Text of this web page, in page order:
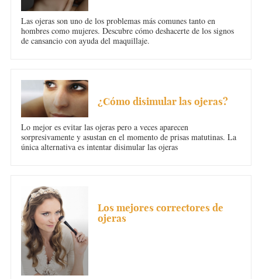
Las ojeras son uno de los problemas más comunes tanto en
hombres como mujeres. Descubre cómo deshacerte de los signos
de cansancio con ayuda del maquillaje.
¿Cómo disimular las ojeras?
Lo mejor es evitar las ojeras pero a veces aparecen
sorpresivamente y asustan en el momento de prisas matutinas. La
única alternativa es intentar disimular las ojeras
Los mejores correctores de
ojeras